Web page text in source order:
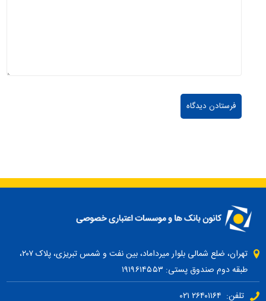
تهران، ضلع شمالی بلوار میرداماد، بین نفت و شمس تبریزی، پلاک ۲۰۷،
طبقه دوم صندوق پستی: ۱۹۱۹۶۱۴۵۵۳
تلفن: ۲۶۴۰۱۱۶۴ ۰۲۱